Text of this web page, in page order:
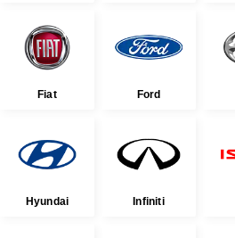
Fiat Ford
Hyundai Infiniti